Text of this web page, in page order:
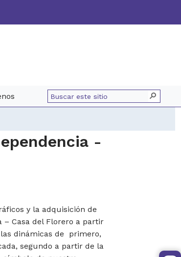
-
y la adquisición de
– Casa del Florero a partir
dinámicas de primero,
segundo a partir de la